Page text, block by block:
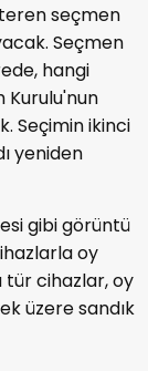
seçmen
Seçmen
hangi
Kurulu'nun
Seçimin ikinci
yeniden
gibi görüntü
oy
tür cihazlar, oy
üzere sandık